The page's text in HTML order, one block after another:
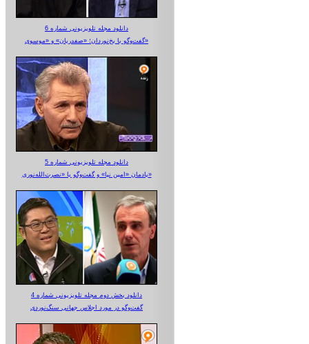
دانلود مجله تلویزیونی شماره 6
گفت‌وگو با یخ‌نوردان؛ «صفدریان» و «موسوی»
دانلود مجله تلویزیونی شماره 5
یادمان «امین نیا» و گفت‌وگو با «نصرت‌الله‌نوری»
دانلود بخش دوم مجله تلویزیونی شماره 4
گفت‌وگو در مورد اجلاس جهانی سنگ‌نوردی